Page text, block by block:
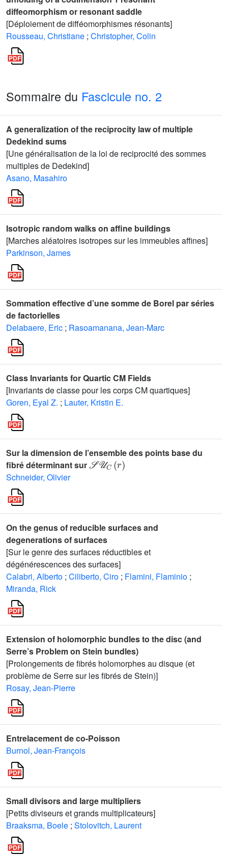
diffeomorphism or resonant saddle
[Déploiement de difféomorphismes résonants]
Rousseau, Christiane ; Christopher, Colin
Sommaire du Fascicule no. 2
A generalization of the reciprocity law of multiple
Dedekind sums
[Une généralisation de la loi de reciprocité des sommes
multiples de Dedekind]
Asano, Masahiro
Isotropic random walks on affine buildings
[Marches aléatoires isotropes sur les immeubles affines]
Parkinson, James
Sommation effective d’une somme de Borel par séries
de factorielles
Delabaere, Eric ; Rasoamanana, Jean-Marc
Class Invariants for Quartic CM Fields
[Invariants de classe pour les corps CM quartiques]
Goren, Eyal Z. ; Lauter, Kristin E.
Sur la dimension de l’ensemble des points base du
fibré déterminant sur
𝒮𝒰C(r)
Schneider, Olivier
On the genus of reducible surfaces and
degenerations of surfaces
[Sur le genre des surfaces réductibles et
dégénérescences des surfaces]
Calabri, Alberto ; Ciliberto, Ciro ; Flamini, Flaminio ;
Miranda, Rick
Extension of holomorphic bundles to the disc (and
Serre’s Problem on Stein bundles)
[Prolongements de fibrés holomorphes au disque (et
problème de Serre sur les fibrés de Stein)]
Rosay, Jean-Pierre
Entrelacement de co-Poisson
Burnol, Jean-François
Small divisors and large multipliers
[Petits diviseurs et grands multiplicateurs]
Braaksma, Boele ; Stolovitch, Laurent